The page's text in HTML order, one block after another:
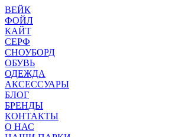
ВЕЙК
ФОЙЛ
КАЙТ
СЕРФ
СНОУБОРД
ОБУВЬ
ОДЕЖДА
АКСЕССУАРЫ
БЛОГ
БРЕНДЫ
КОНТАКТЫ
О НАС